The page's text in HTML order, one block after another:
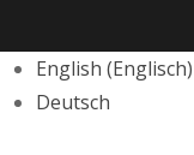
English (Englisch)
Deutsch